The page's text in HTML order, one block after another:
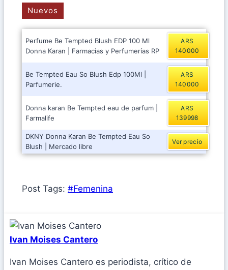
Nuevos
Perfume Be Tempted Blush EDP 100 Ml
Donna Karan | Farmacias y Perfumerías RP
ARS
140000
Be Tempted Eau So Blush Edp 100Ml |
Parfumerie.
ARS
140000
Donna karan Be Tempted eau de parfum |
Farmalife
ARS
139998
DKNY Donna Karan Be Tempted Eau So
Blush | Mercado libre
Ver precio
Post Tags: #Femenina
Ivan Moises Cantero
Ivan Moises Cantero es periodista, crítico de